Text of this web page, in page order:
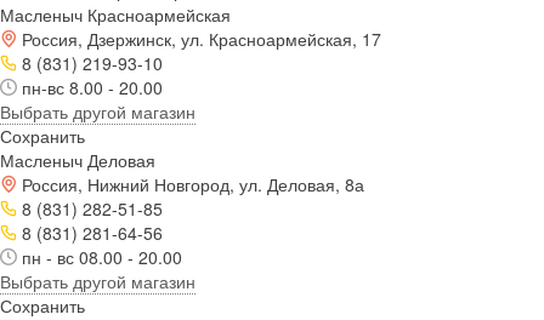
Масленыч Красноармейская
Россия, Дзержинск, ул. Красноармейская, 17
8 (831) 219-93-10
пн-вс 8.00 - 20.00
Выбрать другой магазин
Сохранить
Масленыч Деловая
Россия, Нижний Новгород, ул. Деловая, 8а
8 (831) 282-51-85
8 (831) 281-64-56
пн - вс 08.00 - 20.00
Выбрать другой магазин
Сохранить